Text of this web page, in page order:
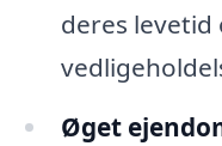
deres levetid
Øget